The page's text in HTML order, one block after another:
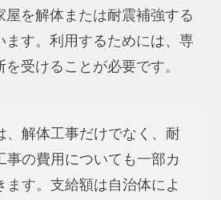
屋を解体または耐震補強する
ます。利用するためには、専
受けることが必要です。
、解体工事だけでなく、耐
事の費用についても一部カ
ます。支給額は自治体によ